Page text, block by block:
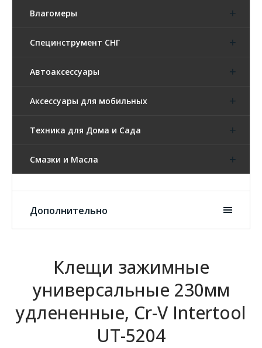
Влагомеры
Специнструмент СНГ
Автоаксессуары
Аксессуары для мобильных
Техника для Дома и Сада
Смазки и Масла
Дополнительно
Клещи зажимные
универсальные 230мм
удлененные, Cr-V Intertool
UT-5204